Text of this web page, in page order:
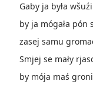
Gaby ja była
by ja mógała pón
zasej samu
Smjej se mały
by mója maś